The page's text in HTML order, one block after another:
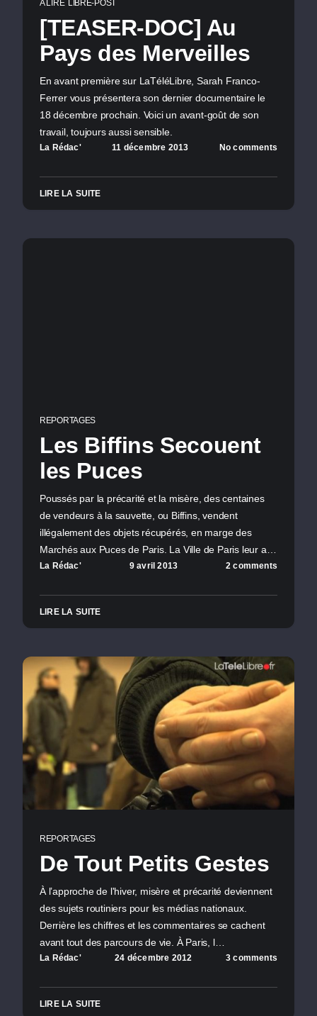
A LIRE LIBRE-POST
[TEASER-DOC] Au
Pays des Merveilles
En avant première sur LaTéléLibre, Sarah Franco-
Ferrer vous présentera son dernier documentaire le
18 décembre prochain. Voici un avant-goût de son
travail, toujours aussi sensible.
La Rédac' 11 décembre 2013 No comments
LIRE LA SUITE
REPORTAGES
Les Biffins Secouent
les Puces
Poussés par la précarité et la misère, des centaines
de vendeurs à la sauvette, ou Biffins, vendent
illégalement des objets récupérés, en marge des
Marchés aux Puces de Paris. La Ville de Paris leur a…
La Rédac' 9 avril 2013 2 comments
LIRE LA SUITE
REPORTAGES
De Tout Petits Gestes
À l’approche de l'hiver, misère et précarité deviennent
des sujets routiniers pour les médias nationaux.
Derrière les chiffres et les commentaires se cachent
avant tout des parcours de vie. À Paris, l…
La Rédac' 24 décembre 2012 3 comments
LIRE LA SUITE